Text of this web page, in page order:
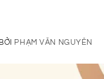
BỞI PHẠM VĂN NGUYÊN